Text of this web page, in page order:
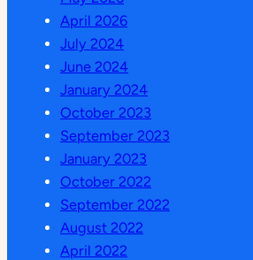
April 2026
July 2024
June 2024
January 2024
October 2023
September 2023
January 2023
October 2022
September 2022
August 2022
April 2022